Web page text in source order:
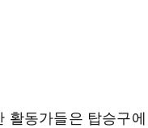
활동가들은 탑승구